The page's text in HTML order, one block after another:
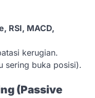
RSI, MACD,
kerugian.
sering buka posisi).
(Passive